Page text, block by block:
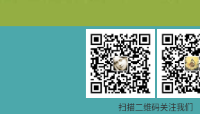
扫描二维码关注我们